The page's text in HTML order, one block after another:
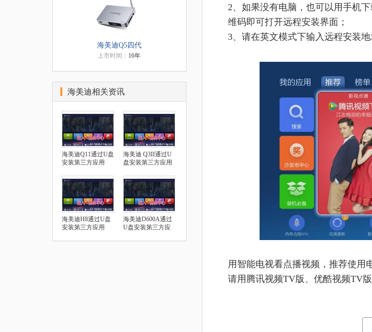
2、如果没有电脑，也可以用手机
维码即可打开远程安装界面；
3、请在英文模式下输入远程安装地
用智能电视看点播视频，推荐使用
请用腾讯视频TV版、优酷视频TV
海美迪Q5四代
上市时间： 16年
海美迪相关资讯
海美迪Q11通过U盘
安装第三方应用
海美迪 Q3II通过U
盘安装第三方应用
海美迪H8通过U盘
安装第三方应用
海美迪D600A通过
U盘安装第三方应